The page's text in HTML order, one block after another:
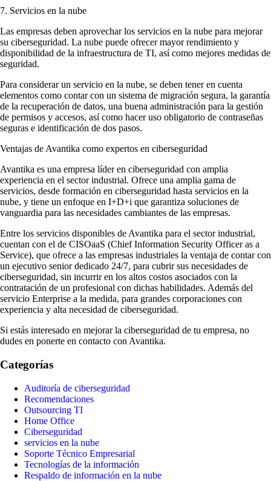
7. Servicios en la nube
Las empresas deben aprovechar los servicios en la nube para mejorar
su ciberseguridad. La nube puede ofrecer mayor rendimiento y
disponibilidad de la infraestructura de TI, así como mejores medidas de
seguridad.
Para considerar un servicio en la nube, se deben tener en cuenta
elementos como contar con un sistema de migración segura, la garantía
de la recuperación de datos, una buena administración para la gestión
de permisos y accesos, así como hacer uso obligatorio de contraseñas
seguras e identificación de dos pasos.
Ventajas de Avantika como expertos en ciberseguridad
Avantika es una empresa líder en ciberseguridad con amplia
experiencia en el sector industrial. Ofrece una amplia gama de
servicios, desde formación en ciberseguridad hasta servicios en la
nube, y tiene un enfoque en I+D+i que garantiza soluciones de
vanguardia para las necesidades cambiantes de las empresas.
Entre los servicios disponibles de Avantika para el sector industrial,
cuentan con el de CISOaaS (Chief Information Security Officer as a
Service), que ofrece a las empresas industriales la ventaja de contar con
un ejecutivo senior dedicado 24/7, para cubrir sus necesidades de
ciberseguridad, sin incurrir en los altos costos asociados con la
contratación de un profesional con dichas habilidades. Además del
servicio Enterprise a la medida, para grandes corporaciones con
experiencia y alta necesidad de ciberseguridad.
Si estás interesado en mejorar la ciberseguridad de tu empresa, no
dudes en ponerte en contacto con Avantika.
Categorías
Auditoría de ciberseguridad
Recomendaciones
Outsourcing TI
Home Office
Ciberseguridad
servicios en la nube
Soporte Técnico Empresarial
Tecnologías de la información
Respaldo de información en la nube